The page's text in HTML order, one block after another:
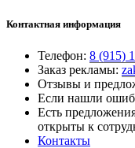
Контактная информация
Телефон: 8 (915)
Заказ рекламы:
Отзывы и
Если нашли
Есть
открыты к
Контакты